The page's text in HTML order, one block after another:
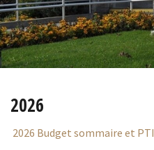
2026
2026 Budget sommaire et PTI